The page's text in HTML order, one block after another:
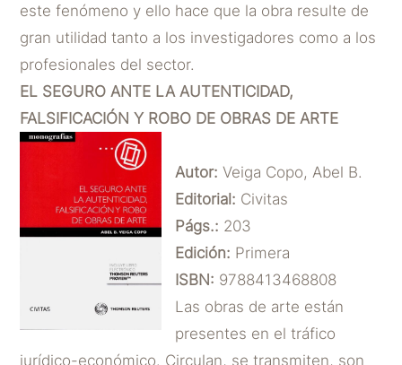
este fenómeno y ello hace que la obra resulte de
gran utilidad tanto a los investigadores como a los
profesionales del sector.
EL SEGURO ANTE LA AUTENTICIDAD,
FALSIFICACIÓN Y ROBO DE OBRAS DE ARTE
Autor: Veiga Copo, Abel B.
Editorial: Civitas
Págs.: 203
Edición: Primera
ISBN: 9788413468808
Las obras de arte están
presentes en el tráfico
jurídico-económico. Circulan, se transmiten, son